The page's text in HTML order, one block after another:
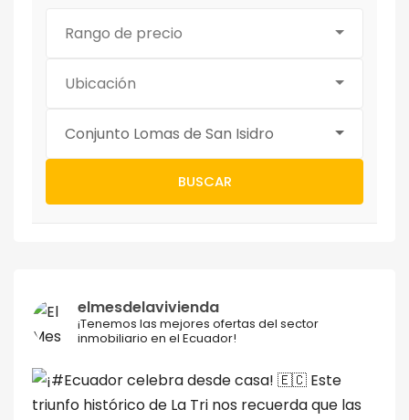
Rango de precio
Ubicación
Conjunto Lomas de San Isidro
BUSCAR
elmesdelavivienda
¡Tenemos las mejores ofertas del sector
inmobiliario en el Ecuador!